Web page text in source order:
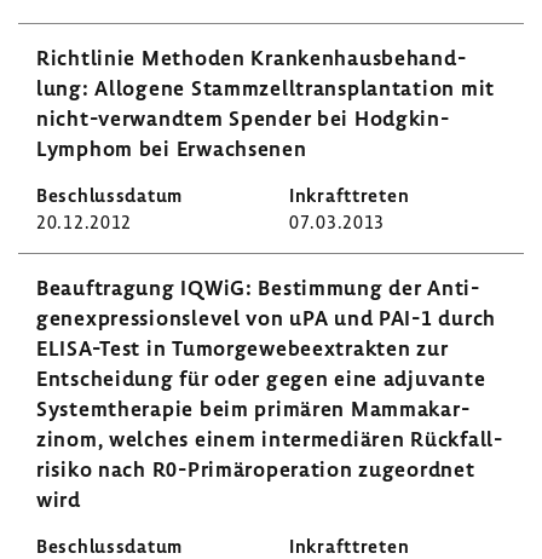
Richt­linie Methoden Kran­ken­haus­be­hand­
lung: Allo­gene Stamm­zell­trans­plan­ta­tion mit
nicht-​verwandtem Spender bei Hodgkin-​
Lymphom bei Erwach­senen
20.12.2012 07.03.2013
Beauf­tra­gung IQWiG: Bestim­mung der Anti­
gen­ex­pres­si­ons­level von uPA und PAI-1 durch
ELISA-​Test in Tumor­ge­we­be­ex­trakten zur
Entschei­dung für oder gegen eine adju­vante
System­the­rapie beim primären Mamma­kar­
zinom, welches einem inter­me­diären Rück­fall­
ri­siko nach R0-​Primäroperation zuge­ordnet
wird